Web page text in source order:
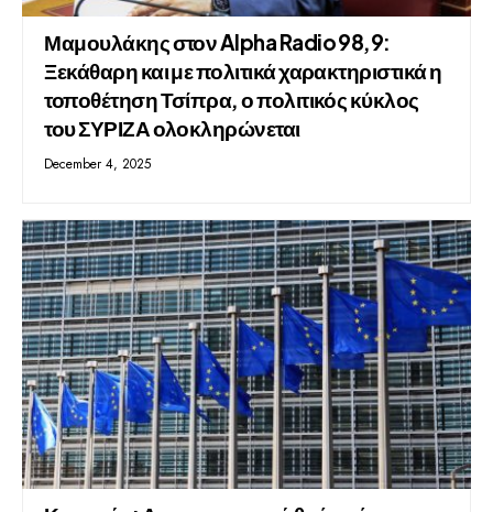
Μαμουλάκης στον Alpha Radio 98,9:
Ξεκάθαρη και με πολιτικά χαρακτηριστικά η
τοποθέτηση Τσίπρα, ο πολιτικός κύκλος
του ΣΥΡΙΖΑ ολοκληρώνεται
December 4, 2025